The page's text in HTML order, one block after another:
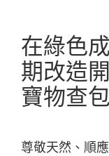
在綠色
期改造
寶物查
尊敬天然、順